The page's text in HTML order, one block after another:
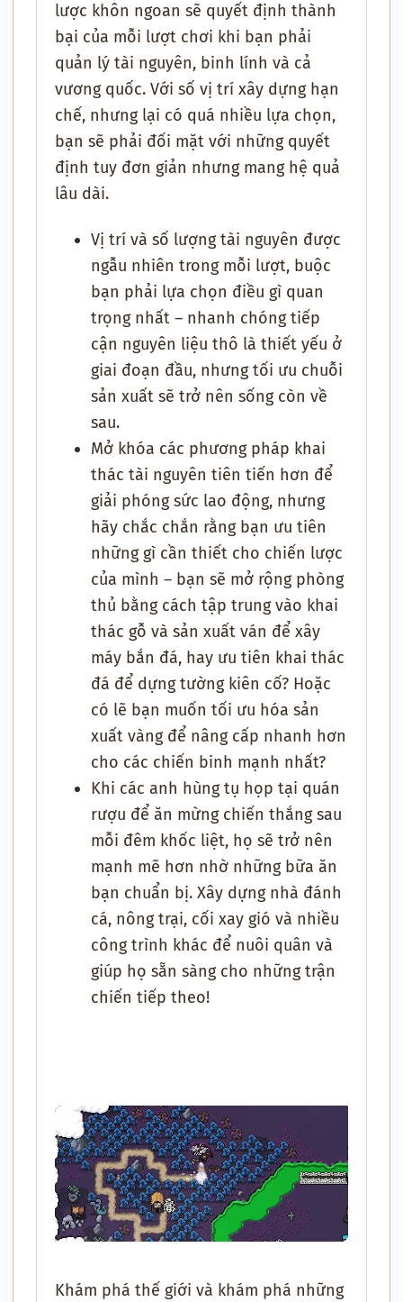
lược khôn ngoan sẽ quyết định thành
bại của mỗi lượt chơi khi bạn phải
quản lý tài nguyên, binh lính và cả
vương quốc. Với số vị trí xây dựng hạn
chế, nhưng lại có quá nhiều lựa chọn,
bạn sẽ phải đối mặt với những quyết
định tuy đơn giản nhưng mang hệ quả
lâu dài.
Vị trí và số lượng tài nguyên được
ngẫu nhiên trong mỗi lượt, buộc
bạn phải lựa chọn điều gì quan
trọng nhất – nhanh chóng tiếp
cận nguyên liệu thô là thiết yếu ở
giai đoạn đầu, nhưng tối ưu chuỗi
sản xuất sẽ trở nên sống còn về
sau.
Mở khóa các phương pháp khai
thác tài nguyên tiên tiến hơn để
giải phóng sức lao động, nhưng
hãy chắc chắn rằng bạn ưu tiên
những gì cần thiết cho chiến lược
của mình – bạn sẽ mở rộng phòng
thủ bằng cách tập trung vào khai
thác gỗ và sản xuất ván để xây
máy bắn đá, hay ưu tiên khai thác
đá để dựng tường kiên cố? Hoặc
có lẽ bạn muốn tối ưu hóa sản
xuất vàng để nâng cấp nhanh hơn
cho các chiến binh mạnh nhất?
Khi các anh hùng tụ họp tại quán
rượu để ăn mừng chiến thắng sau
mỗi đêm khốc liệt, họ sẽ trở nên
mạnh mẽ hơn nhờ những bữa ăn
bạn chuẩn bị. Xây dựng nhà đánh
cá, nông trại, cối xay gió và nhiều
công trình khác để nuôi quân và
giúp họ sẵn sàng cho những trận
chiến tiếp theo!
Khám phá thế giới và khám phá những